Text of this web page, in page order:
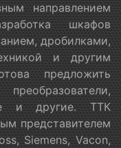
направлением
шкафов
дробилками,
и другим
предложить
и другие. ТТК
представителем
Siemens, Vacon,